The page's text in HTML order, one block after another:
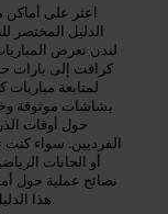
اعثر على
الدليل المختصر
لندن تعرض
كرافت إلى بارات
لمتابعة مباريات
بشاشات موثوقة
حول أوقات
الفرديين. سواء كنت
أو الحانات
نصائح عملية حول
هذا الدليل على الاختيار والوصول مبكرًا والاستمتاع بالمباراة.